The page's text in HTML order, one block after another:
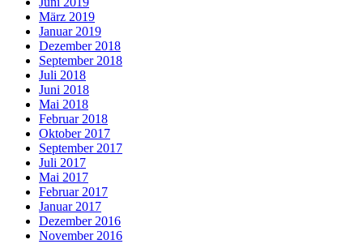
März 2019
Januar 2019
Dezember 2018
September 2018
Juli 2018
Juni 2018
Mai 2018
Februar 2018
Oktober 2017
September 2017
Juli 2017
Mai 2017
Februar 2017
Januar 2017
Dezember 2016
November 2016